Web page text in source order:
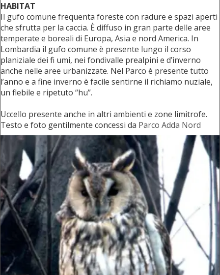
HABITAT
Il gufo comune frequenta foreste con radure e spazi aperti
che sfrutta per la caccia. È diffuso in gran parte delle aree
temperate e boreali di Europa, Asia e nord America. In
Lombardia il gufo comune è presente lungo il corso
planiziale dei fi umi, nei fondivalle prealpini e d’inverno
anche nelle aree urbanizzate. Nel Parco è presente tutto
l’anno e a fine inverno è facile sentirne il richiamo nuziale,
un flebile e ripetuto “hu”.
Uccello presente anche in altri ambienti e zone limitrofe.
Testo e foto gentilmente concessi da Parco Adda Nord